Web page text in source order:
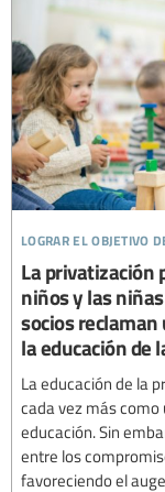
lograr el objetivo
La privatización
niños y las
socios
la educación de
La educación de la
cada vez más como
educación. Sin
entre los
favoreciendo el